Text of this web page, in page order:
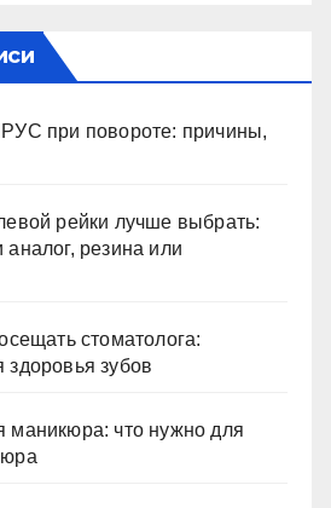
при повороте: причины,
рейки лучше выбрать:
резина или
стоматолога:
зубов
маникюра: что нужно для